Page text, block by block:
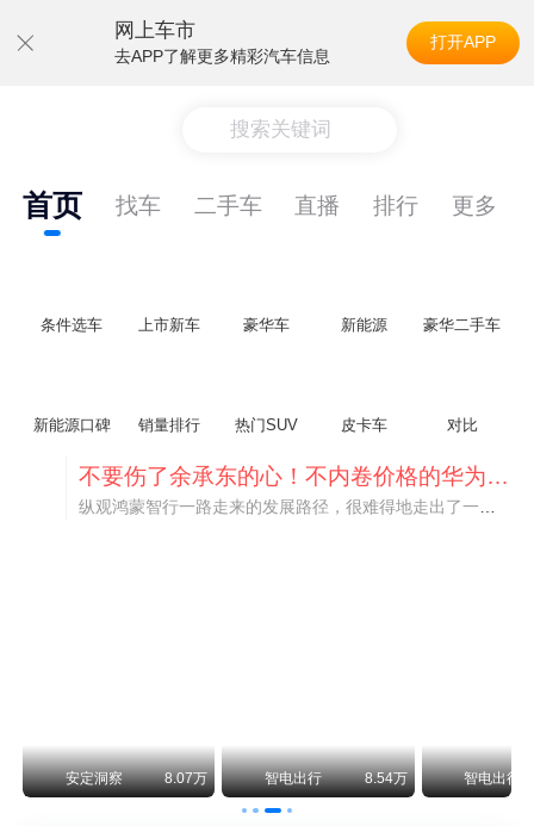
网上车市
去APP了解更多精彩汽车信息
打开APP
搜索关键词
首页 找车 二手车 直播 排行 更多
条件选车 上市新车 豪华车 新能源 豪华二手车
新能源口碑 销量排行 热门SUV 皮卡车 对比
不要伤了余承东的心！不内卷价格的华为，弥足珍贵！
安定洞察 8.07万 智电出行 8.54万 智电出行